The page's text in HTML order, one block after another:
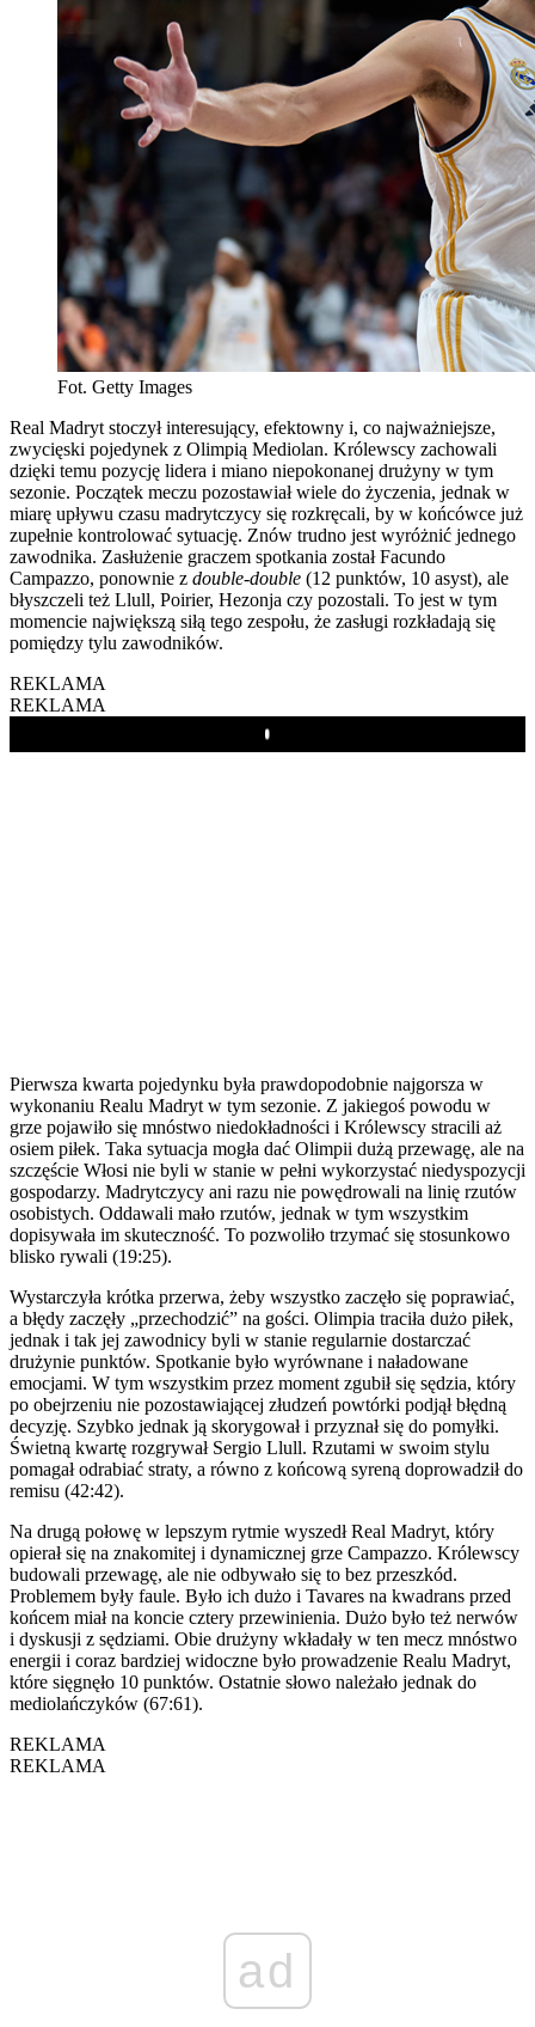
Fot. Getty Images
Real Madryt stoczył interesujący, efektowny i, co najważniejsze,
zwycięski pojedynek z Olimpią Mediolan. Królewscy zachowali
dzięki temu pozycję lidera i miano niepokonanej drużyny w tym
sezonie. Początek meczu pozostawiał wiele do życzenia, jednak w
miarę upływu czasu madrytczycy się rozkręcali, by w końcówce już
zupełnie kontrolować sytuację. Znów trudno jest wyróżnić jednego
zawodnika. Zasłużenie graczem spotkania został Facundo
Campazzo, ponownie z double-double (12 punktów, 10 asyst), ale
błyszczeli też Llull, Poirier, Hezonja czy pozostali. To jest w tym
momencie największą siłą tego zespołu, że zasługi rozkładają się
pomiędzy tylu zawodników.
REKLAMA
REKLAMA
Play
Pierwsza kwarta pojedynku była prawdopodobnie najgorsza w
wykonaniu Realu Madryt w tym sezonie. Z jakiegoś powodu w
grze pojawiło się mnóstwo niedokładności i Królewscy stracili aż
osiem piłek. Taka sytuacja mogła dać Olimpii dużą przewagę, ale na
szczęście Włosi nie byli w stanie w pełni wykorzystać niedyspozycji
gospodarzy. Madrytczycy ani razu nie powędrowali na linię rzutów
osobistych. Oddawali mało rzutów, jednak w tym wszystkim
dopisywała im skuteczność. To pozwoliło trzymać się stosunkowo
blisko rywali (19:25).
Wystarczyła krótka przerwa, żeby wszystko zaczęło się poprawiać,
a błędy zaczęły „przechodzić” na gości. Olimpia traciła dużo piłek,
jednak i tak jej zawodnicy byli w stanie regularnie dostarczać
drużynie punktów. Spotkanie było wyrównane i naładowane
emocjami. W tym wszystkim przez moment zgubił się sędzia, który
po obejrzeniu nie pozostawiającej złudzeń powtórki podjął błędną
decyzję. Szybko jednak ją skorygował i przyznał się do pomyłki.
Świetną kwartę rozgrywał Sergio Llull. Rzutami w swoim stylu
pomagał odrabiać straty, a równo z końcową syreną doprowadził do
remisu (42:42).
Na drugą połowę w lepszym rytmie wyszedł Real Madryt, który
opierał się na znakomitej i dynamicznej grze Campazzo. Królewscy
budowali przewagę, ale nie odbywało się to bez przeszkód.
Problemem były faule. Było ich dużo i Tavares na kwadrans przed
końcem miał na koncie cztery przewinienia. Dużo było też nerwów
i dyskusji z sędziami. Obie drużyny wkładały w ten mecz mnóstwo
energii i coraz bardziej widoczne było prowadzenie Realu Madryt,
które sięgnęło 10 punktów. Ostatnie słowo należało jednak do
mediolańczyków (67:61).
REKLAMA
REKLAMA
ad